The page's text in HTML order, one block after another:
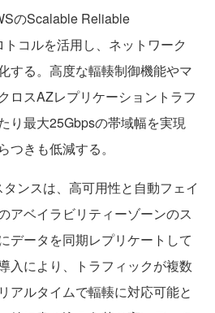
のScalable Reliable
コルを活用し、ネットワーク
する。高度な輻輳制御機能やマ
ロスAZレプリケーショントラフ
り最大25Gbpsの帯域幅を実現
つきも低減する。
ンスは、高可用性と自動フェイ
アベイラビリティーゾーンのス
データを同期レプリケートして
入により、トラフィックが複数
アルタイムで輻輳に対応可能と